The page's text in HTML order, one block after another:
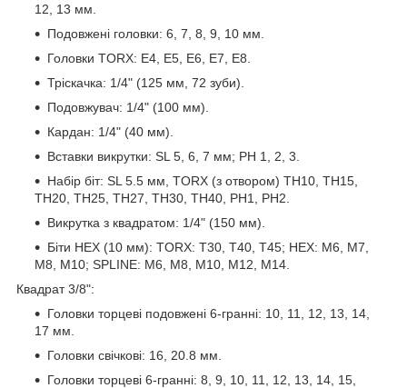
12, 13 мм.
Подовжені головки: 6, 7, 8, 9, 10 мм.
Головки TORX: E4, E5, E6, E7, E8.
Тріскачка: 1/4" (125 мм, 72 зуби).
Подовжувач: 1/4" (100 мм).
Кардан: 1/4" (40 мм).
Вставки викрутки: SL 5, 6, 7 мм; PH 1, 2, 3.
Набір біт: SL 5.5 мм, TORX (з отвором) TН10, TН15,
TН20, TН25, TН27, TН30, TН40, PH1, PH2.
Викрутка з квадратом: 1/4" (150 мм).
Біти HEX (10 мм): TORX: T30, T40, T45; HEX: M6, M7,
M8, M10; SPLINE: M6, M8, M10, M12, M14.
Квадрат 3/8":
Головки торцеві подовжені 6-гранні: 10, 11, 12, 13, 14,
17 мм.
Головки свічкові: 16, 20.8 мм.
Головки торцеві 6-гранні: 8, 9, 10, 11, 12, 13, 14, 15,